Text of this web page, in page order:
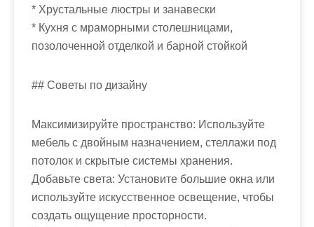
* Хрустальные люстры и занавески
* Кухня с мраморными столешницами,
позолоченной отделкой и барной стойкой
## Советы по дизайну
Максимизируйте пространство: Используйте
мебель с двойным назначением, стеллажи под
потолок и скрытые системы хранения.
Добавьте света: Установите большие окна или
используйте искусственное освещение, чтобы
создать ощущение просторности.